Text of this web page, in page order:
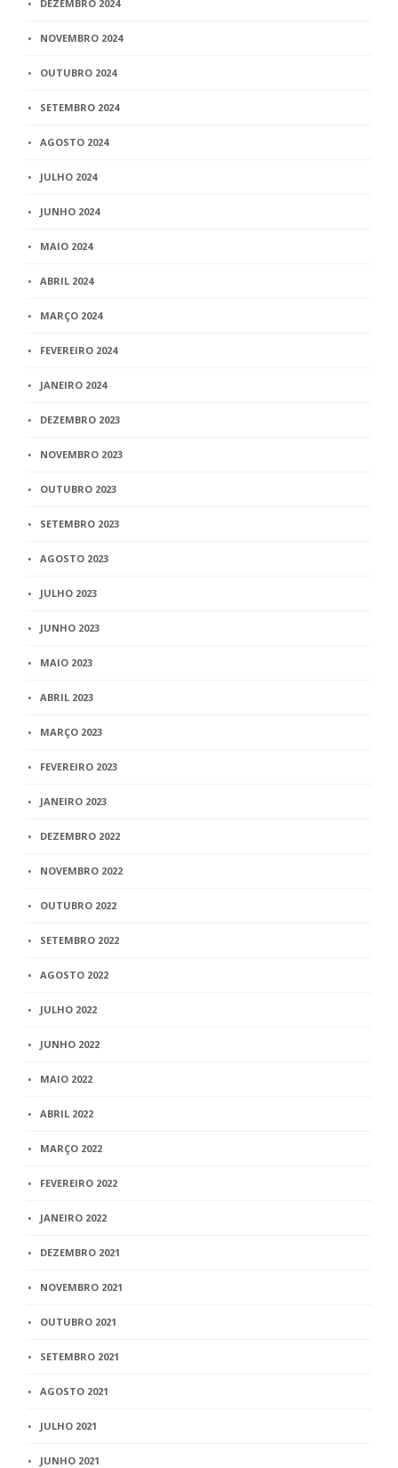
DEZEMBRO 2024
NOVEMBRO 2024
OUTUBRO 2024
SETEMBRO 2024
AGOSTO 2024
JULHO 2024
JUNHO 2024
MAIO 2024
ABRIL 2024
MARÇO 2024
FEVEREIRO 2024
JANEIRO 2024
DEZEMBRO 2023
NOVEMBRO 2023
OUTUBRO 2023
SETEMBRO 2023
AGOSTO 2023
JULHO 2023
JUNHO 2023
MAIO 2023
ABRIL 2023
MARÇO 2023
FEVEREIRO 2023
JANEIRO 2023
DEZEMBRO 2022
NOVEMBRO 2022
OUTUBRO 2022
SETEMBRO 2022
AGOSTO 2022
JULHO 2022
JUNHO 2022
MAIO 2022
ABRIL 2022
MARÇO 2022
FEVEREIRO 2022
JANEIRO 2022
DEZEMBRO 2021
NOVEMBRO 2021
OUTUBRO 2021
SETEMBRO 2021
AGOSTO 2021
JULHO 2021
JUNHO 2021